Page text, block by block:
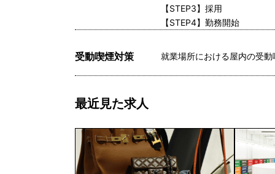
【STEP3】採用
【STEP4】勤務開始
受動喫煙対策 就業場所における屋内の受
最近見た求人